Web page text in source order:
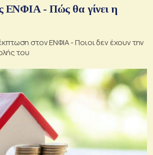
ΕΝΦΙΑ - Πώς θα γίνει η
στον ΕΝΦΙΑ - Ποιοι δεν έχουν την
του